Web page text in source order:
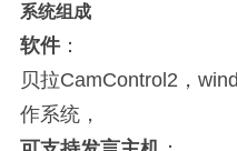
系统组成
软件：
贝拉CamControl2，
作系统，